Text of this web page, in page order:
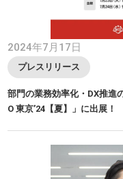
2024年7月17日
プレスリリース
部門の業務効率化・DX推進
O 東京’24【夏】」に出展！